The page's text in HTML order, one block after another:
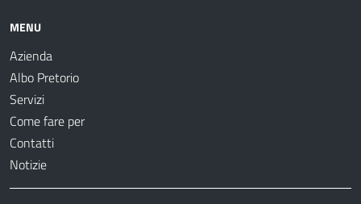
MENU
Azienda
Albo Pretorio
Servizi
Come fare per
Contatti
Notizie